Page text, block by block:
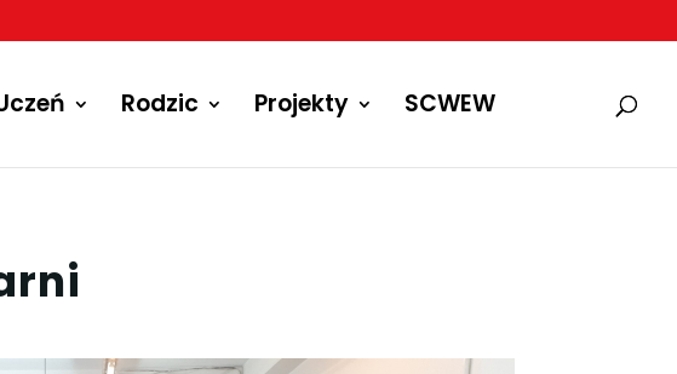
Rodzic Projekty SCWEW